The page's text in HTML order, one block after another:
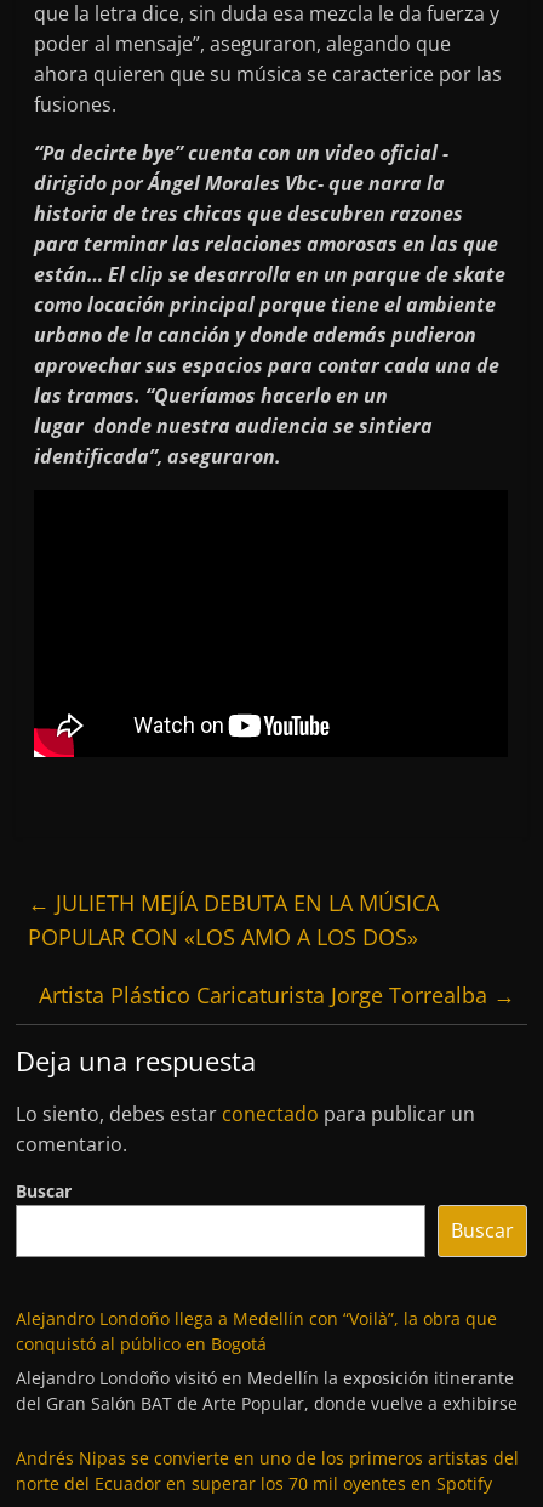
que la letra dice, sin duda esa mezcla le da fuerza y
poder al mensaje”, aseguraron, alegando que
ahora quieren que su música se caracterice por las
fusiones.
“Pa decirte bye” cuenta con un video oficial -
dirigido por Ángel Morales Vbc- que narra la
historia de tres chicas que descubren razones
para terminar las relaciones amorosas en las que
están… El clip se desarrolla en un parque de skate
como locación principal porque tiene el ambiente
urbano de la canción y donde además pudieron
aprovechar sus espacios para contar cada una de
las tramas. “Queríamos hacerlo en un
lugar donde nuestra audiencia se sintiera
identificada”, aseguraron.
← JULIETH MEJÍA DEBUTA EN LA MÚSICA
POPULAR CON «LOS AMO A LOS DOS»
Artista Plástico Caricaturista Jorge Torrealba →
Deja una respuesta
Lo siento, debes estar conectado para publicar un
comentario.
Buscar
Buscar
Alejandro Londoño llega a Medellín con “Voilà”, la obra que
conquistó al público en Bogotá
Alejandro Londoño visitó en Medellín la exposición itinerante
del Gran Salón BAT de Arte Popular, donde vuelve a exhibirse
Andrés Nipas se convierte en uno de los primeros artistas del
norte del Ecuador en superar los 70 mil oyentes en Spotify